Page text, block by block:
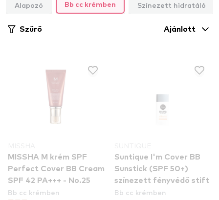
Alapozó Bb cc krémben Színezett hidratáló
Szűrő Ajánlott
MISSHA M krém SPF
Perfect Cover BB Cream
SPF 42 PA+++ - No.25
Bb cc krémben
Suntique I'm Cover BB
Sunstick (SPF 50+)
színezett fényvédő stift
Bb cc krémben